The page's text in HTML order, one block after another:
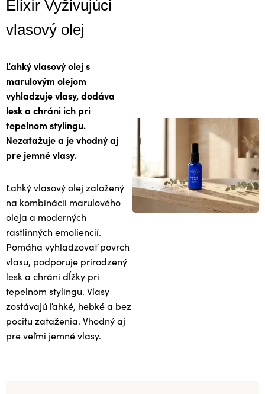
Elixír Vyživujúci
vlasový olej
Ľahký vlasový olej s
marulovým olejom
vyhladzuje vlasy, dodáva
lesk a chráni ich pri
tepelnom stylingu.
Nezatažuje a je vhodný aj
pre jemné vlasy.
Ľahký vlasový olej založený
na kombinácii marulového
oleja a moderných
rastlinných emoliencií.
Pomáha vyhladzovať povrch
vlasu, podporuje prirodzený
lesk a chráni dĺžky pri
tepelnom stylingu. Vlasy
zostávajú ľahké, hebké a bez
pocitu zataženia. Vhodný aj
pre veľmi jemné vlasy.